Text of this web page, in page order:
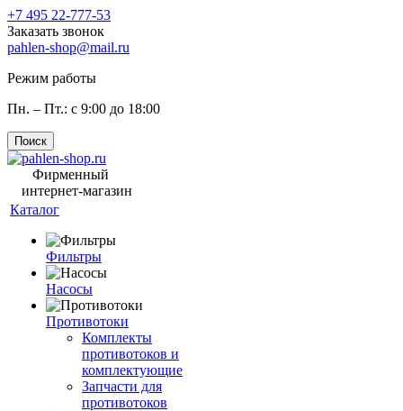
+7 495 22-777-53
Заказать звонок
pahlen-shop@mail.ru
Режим работы
Пн. – Пт.: с 9:00 до 18:00
Поиск
Фирменный
интернет-магазин
Каталог
Фильтры
Насосы
Противотоки
Комплекты
противотоков и
комплектующие
Запчасти для
противотоков